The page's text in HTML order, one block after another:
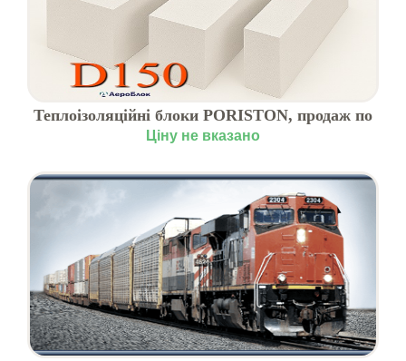
Теплоізоляційні блоки PORISTON, продаж по
Україні
Ціну не вказано